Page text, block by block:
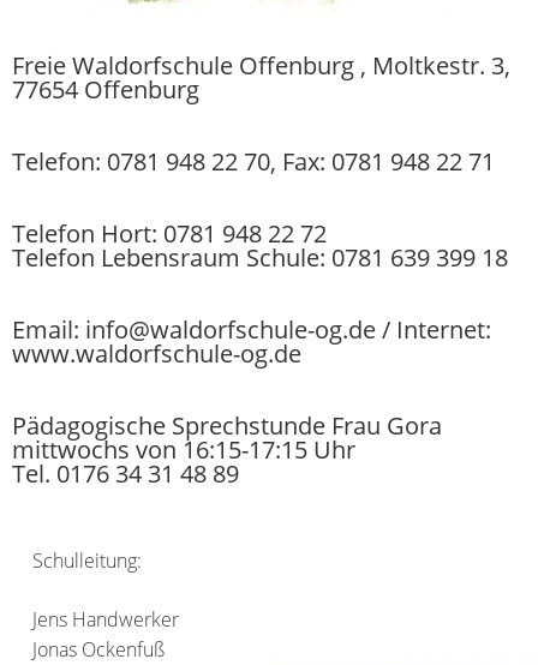
Freie Waldorfschule Offenburg , Moltkestr. 3,
77654 Offenburg
Telefon: 0781 948 22 70, Fax: 0781 948 22 71
Telefon Hort: 0781 948 22 72
Telefon Lebensraum Schule: 0781 639 399 18
Email: info@waldorfschule-og.de / Internet:
www.waldorfschule-og.de
Pädagogische Sprechstunde Frau Gora
mittwochs von 16:15-17:15 Uhr
Tel. 0176 34 31 48 89
Schulleitung:
Jens Handwerker
Jonas Ockenfuß